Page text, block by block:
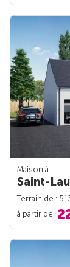
Maison à
Saint-
Terrain de :
à partir de